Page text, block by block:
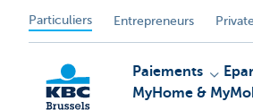
Particuliers Entrepreneurs
Paiements
MyHome &